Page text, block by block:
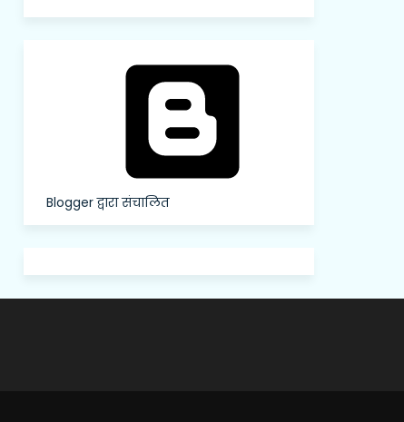
Blogger द्वारा संचालित